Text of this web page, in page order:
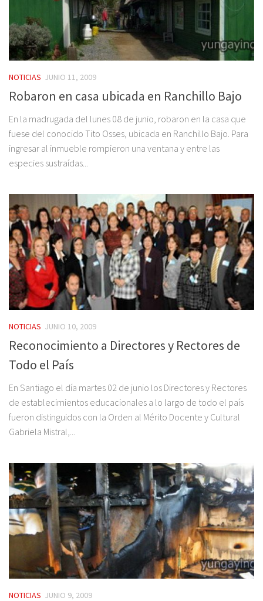
NOTICIAS JUNIO 11, 2009
Robaron en casa ubicada en Ranchillo Bajo
En la madrugada del lunes 08 de junio, robaron en la casa que
fuese del conocido Tito Osses, ubicada en Ranchillo Bajo. Para
ingresar al inmueble rompieron una ventana y entre las
especies sustraídas...
NOTICIAS JUNIO 10, 2009
Reconocimiento a Directores y Rectores de
Todo el País
En Santiago el día martes 02 de junio los Directores y Rectores
de establecimientos educacionales a lo largo de todo el país
fueron distinguidos con la Orden al Mérito Docente y Cultural
Gabriela Mistral,...
NOTICIAS JUNIO 9, 2009